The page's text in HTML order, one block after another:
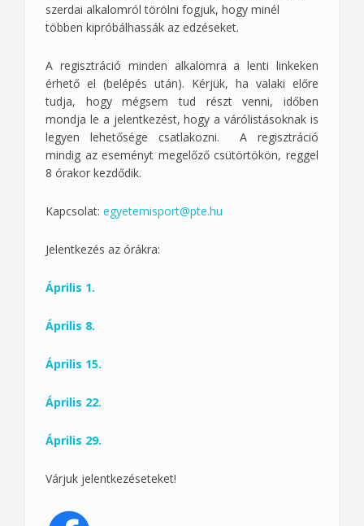
szerdai alkalomról törölni fogjuk, hogy minél
többen kipróbálhassák az edzéseket.
A regisztráció minden alkalomra a lenti linkeken
érhető el (belépés után). Kérjük, ha valaki előre
tudja, hogy mégsem tud részt venni, időben
mondja le a jelentkezést, hogy a várólistásoknak is
legyen lehetősége csatlakozni. A regisztráció
mindig az eseményt megelőző csütörtökön, reggel
8 órakor kezdődik.
Kapcsolat: egyetemisport@pte.hu
Jelentkezés az órákra:
Április 1.
Április 8.
Április 15.
Április 22.
Április 29.
Várjuk jelentkezéseteket!